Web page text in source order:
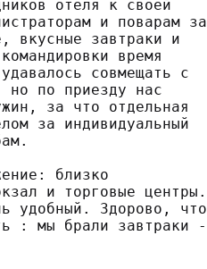
отеля к своей
и поварам за
вкусные завтраки и
время
совмещать с
но по приезду нас
за что отдельная
за индивидуальный
близко
и торговые центры.
удобный. Здорово, что
: мы брали завтраки -